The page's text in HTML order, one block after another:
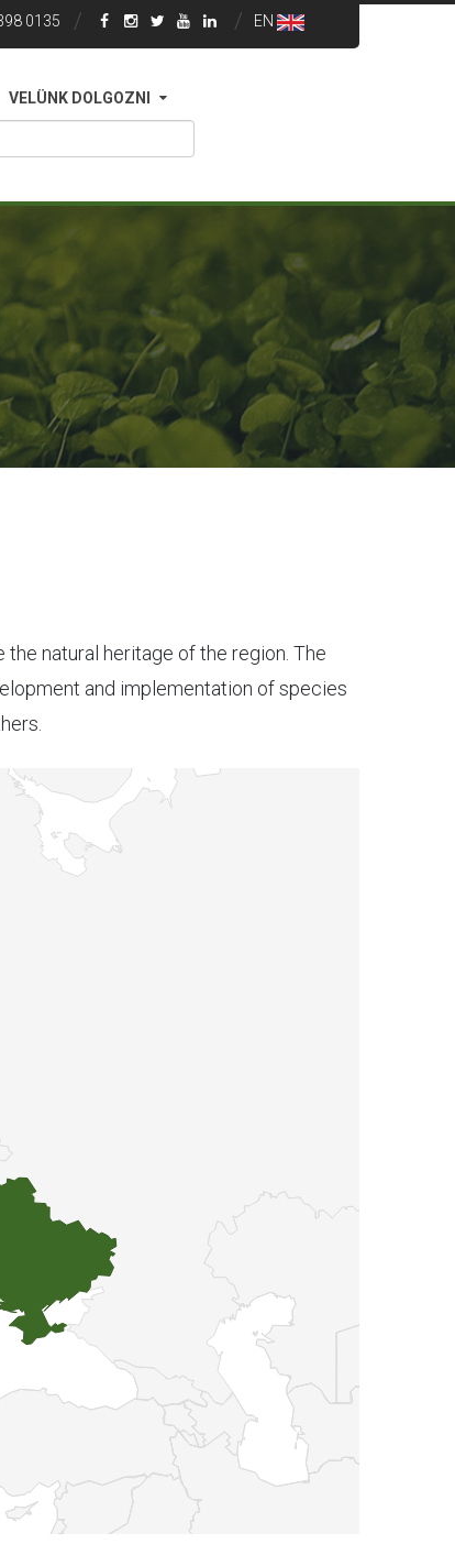
0135 EN
VELÜNK DOLGOZNI
natural heritage of the region. The
and implementation of species